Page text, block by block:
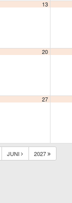
13
20
27
JUNI 2027